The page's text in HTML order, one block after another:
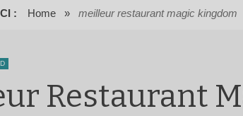
: Home » meilleur restaurant magic kingdom
Restaurant